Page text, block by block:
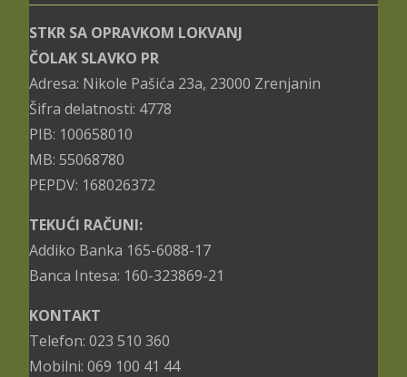
STKR SA OPRAVKOM LOKVANJ
ČOLAK SLAVKO PR
Adresa: Nikole Pašića 23a, 23000 Zrenjanin
Šifra delatnosti: 4778
PIB: 100658010
MB: 55068780
PEPDV: 168026372
TEKUĆI RAČUNI:
Addiko Banka 165-6088-17
Banca Intesa: 160-323869-21
KONTAKT
Telefon: 023 510 360
Mobilni: 069 100 41 44